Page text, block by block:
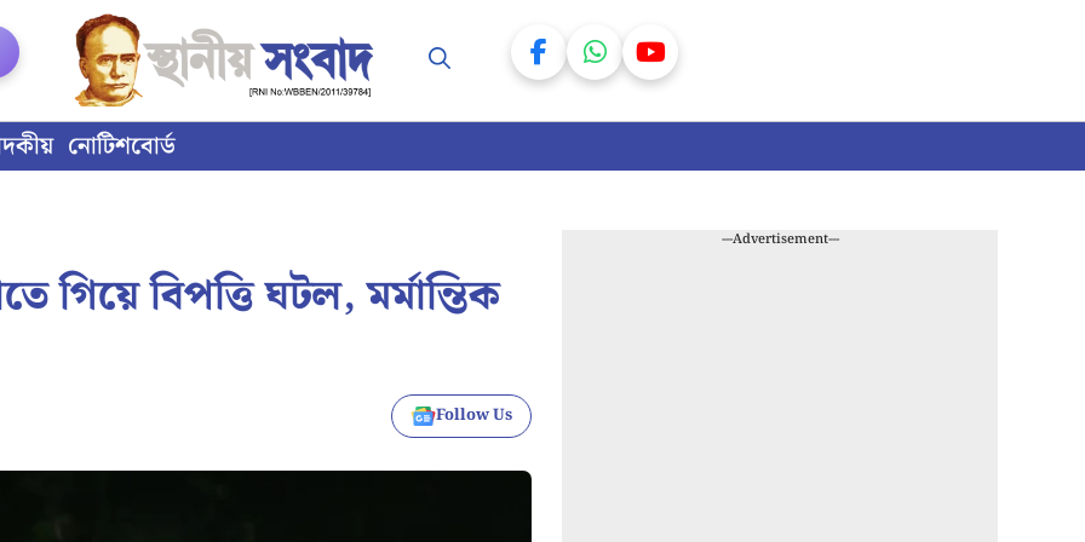
নোটিশবোর্ড
গিয়ে বিপত্তি ঘটল, মর্মান্তিক
Follow Us
---Advertisement---